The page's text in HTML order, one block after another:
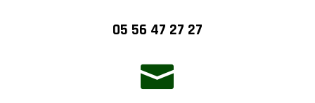
05 56 47 27 27
